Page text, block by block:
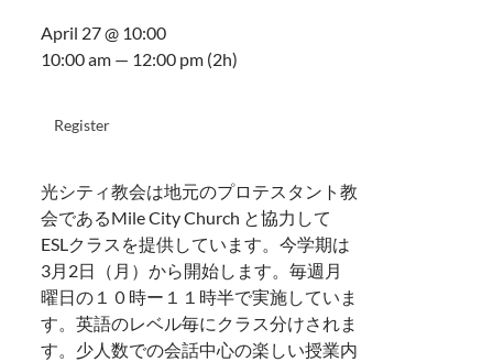
光シティ教会は地元のプロテスタント教
会であるMile City Church と協力して
ESLクラスを提供しています。今学期は
3月2日（月）から開始します。毎週月
曜日の１０時ー１１時半で実施していま
す。英語のレベル毎にクラス分けされま
す。少人数での会話中心の楽しい授業内
April 27 @ 10:00
10:00 am — 12:00 pm (2h)
Register